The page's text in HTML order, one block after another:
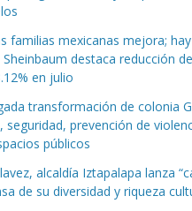
familias mexicanas mejora;
destaca reducción
en julio
transformación de colonia
seguridad, prevención de
públicos
alcaldía Iztapalapa lanza
de su diversidad y riqueza